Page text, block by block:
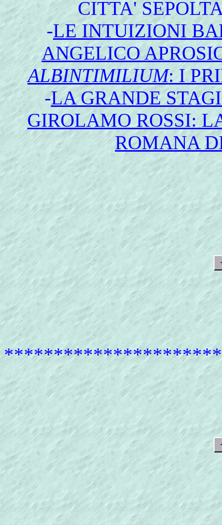
CITTA'
-LE INTUIZIONI
ANGELICO
ALBINTIMILIUM: I
-LA GRANDE
GIROLAMO ROSSI:
ROMANA